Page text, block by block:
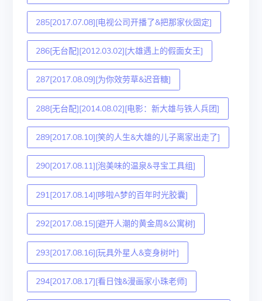
285[2017.07.08][电视公司开播了&把那家伙固定]
286[无台配][2012.03.02][大雄遇上的假面女王]
287[2017.08.09][为你效劳草&迟音糖]
288[无台配][2014.08.02][电影：新大雄与铁人兵团]
289[2017.08.10][笑的人生&大雄的儿子离家出走了]
290[2017.08.11][泡美味的温泉&寻宝工具组]
291[2017.08.14][哆啦A梦的百年时光胶囊]
292[2017.08.15][避开人潮的黄金周&公寓树]
293[2017.08.16][玩具外星人&变身树叶]
294[2017.08.17][看日蚀&漫画家小珠老师]